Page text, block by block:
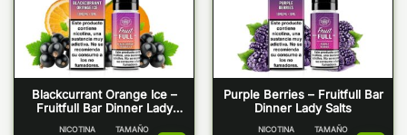
Blackcurrant Orange Ice –
Fruitfull Bar Dinner Lady
NICOTINA TAMAÑO
Purple Berries – Fruitfull Bar
Dinner Lady Salts
NICOTINA TAMAÑO